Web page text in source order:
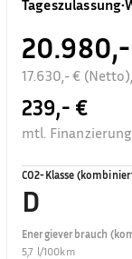
Tageszulassung•
17.630,- €
239,- €
mtl.
CO2-Klasse
D
Energieverbrauch
5,7 l/100km